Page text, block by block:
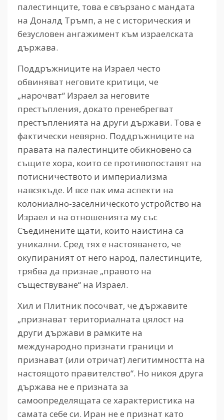
палестинците, това е свързано с мандата
на Доналд Тръмп, а не с историческия и
безусловен ангажимент към израелската
държава.
Поддръжниците на Израел често
обвиняват неговите критици, че
„нарочват“ Израел за неговите
престъпления, докато пренебрегват
престъпленията на други държави. Това е
фактически невярно. Поддръжниците на
правата на палестинците обикновено са
същите хора, които се противопоставят на
потисничеството и империализма
навсякъде. И все пак има аспекти на
колониално-заселническото устройство на
Израел и на отношенията му със
Съединените щати, които наистина са
уникални. Сред тях е настояването, че
окупираният от него народ, палестинците,
трябва да признае „правото на
съществуване“ на Израел.
Хил и Плитник посочват, че държавите
„признават териториалната цялост на
други държави в рамките на
международно признати граници и
признават (или отричат) легитимността на
настоящото правителство“. Но никоя друга
държава не е призната за
самоопределящата се характеристика на
самата себе си. Иран не е признат като